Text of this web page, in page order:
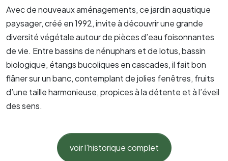
Avec de nouveaux aménagements, ce jardin aquatique
paysager, créé en 1992, invite à découvrir une grande
diversité végétale autour de pièces d’eau foisonnantes
de vie. Entre bassins de nénuphars et de lotus, bassin
biologique, étangs bucoliques en cascades, il fait bon
flâner sur un banc, contemplant de jolies fenêtres, fruits
d’une taille harmonieuse, propices à la détente et à l’éveil
des sens.
voir l'historique complet